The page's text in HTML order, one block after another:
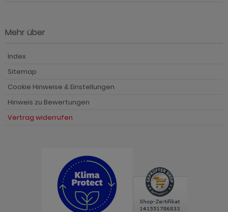
Mehr über
Index
Sitemap
Cookie Hinweise & Einstellungen
Hinweis zu Bewertungen
Vertrag widerrufen